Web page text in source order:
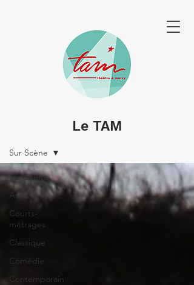
SPECTACLES & PORTRAITS
Sur Scène
Ateliers
Courts-
métrages
Classique
Comédie
Contemporain
Sur Scène
Le TAM